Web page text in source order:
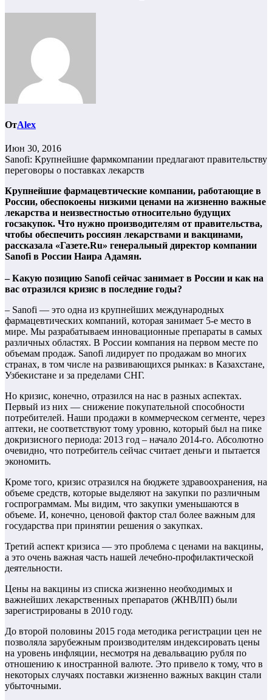
ОтAlex
Июн 30, 2016
Sanofi: Крупнейшие фармкомпании предлагают правительству
переговоры о поставках лекарств
Крупнейшие фармацевтические компании, работающие в
России, обеспокоены низкими ценами на жизненно важные
лекарства и неизвестностью относительно будущих
госзакупок. Что нужно производителям от правительства,
чтобы обеспечить россиян лекарствами и вакцинами,
рассказала «Газете.Ru» генеральный директор компании
Sanofi в России Наира Адамян.
– Какую позицию Sanofi сейчас занимает в России и как на
вас отразился кризис в последние годы?
– Sanofi — это одна из крупнейших международных
фармацевтических компаний, которая занимает 5-е место в
мире. Мы разрабатываем инновационные препараты в самых
различных областях. В России компания на первом месте по
объемам продаж. Sanofi лидирует по продажам во многих
странах, в том числе на развивающихся рынках: в Казахстане,
Узбекистане и за пределами СНГ.
Но кризис, конечно, отразился на нас в разных аспектах.
Первый из них — снижение покупательной способности
потребителей. Наши продажи в коммерческом сегменте, через
аптеки, не соответствуют тому уровню, который был на пике
докризисного периода: 2013 год – начало 2014-го. Абсолютно
очевидно, что потребитель сейчас считает деньги и пытается
экономить.
Кроме того, кризис отразился на бюджете здравоохранения, на
объеме средств, которые выделяют на закупки по различным
госпрограммам. Мы видим, что закупки уменьшаются в
объеме. И, конечно, ценовой фактор стал более важным для
государства при принятии решения о закупках.
Третий аспект кризиса — это проблема с ценами на вакцины,
а это очень важная часть нашей лечебно-профилактической
деятельности.
Цены на вакцины из списка жизненно необходимых и
важнейших лекарственных препаратов (ЖНВЛП) были
зарегистрированы в 2010 году.
До второй половины 2015 года методика регистрации цен не
позволяла зарубежным производителям индексировать цены
на уровень инфляции, несмотря на девальвацию рубля по
отношению к иностранной валюте. Это привело к тому, что в
некоторых случаях поставки жизненно важных вакцин стали
убыточными.